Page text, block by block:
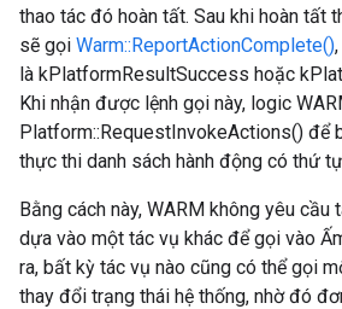
thao tác đó hoàn tất. Sau khi hoàn tất
sẽ gọi Warm::ReportActionComplete()
là kPlatformResultSuccess hoặc
Khi nhận được lệnh gọi này, logic
Platform::RequestInvokeActions() để
thực thi danh sách hành động có thứ
Bằng cách này, WARM không yêu cầu
dựa vào một tác vụ khác để gọi vào
ra, bất kỳ tác vụ nào cũng có thể gọi
thay đổi trạng thái hệ thống, nhờ đó